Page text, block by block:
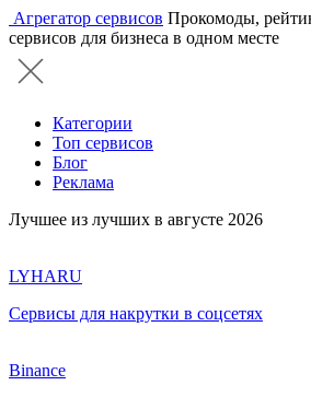
Агрегатор сервисов Прокомоды,
сервисов для бизнеса в одном месте
Категории
Топ сервисов
Блог
Реклама
Лучшее из лучших в августе 2026
LYHARU
Сервисы для накрутки в соцсетях
Binance